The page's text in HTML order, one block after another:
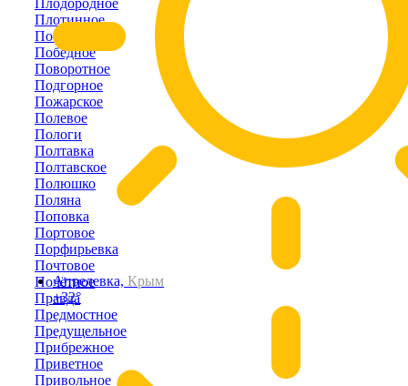
Апрелевка, Крым
+32°
Плотинное
Победино
Победное
Поворотное
Подгорное
Пожарское
Полевое
Пологи
Полтавка
Полтавское
Полюшко
Поляна
Поповка
Портовое
Порфирьевка
Почтовое
Почётное
Правда
Предмостное
Предущельное
Прибрежное
Приветное
Привольное